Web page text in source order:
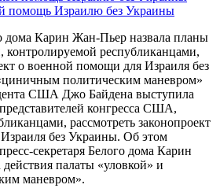
помощь Израилю без Украины
дома Карин Жан-Пьер назвала планы
контролируемой республиканцами,
о военной помощи для Израиля без
политическим маневром»
США Джо Байдена выступила
конгресса США,
рассмотреть законопроект
без Украины. Об этом
секретаря Белого дома Карин
палаты «уловкой» и
маневром».